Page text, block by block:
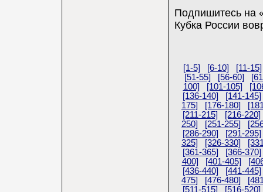
Подпишитесь на
Кубка России
[1-5] [6-10]
[11-15]
[51-55]
[56-60]
100]
[101-105]
[136-140]
[141-145]
175]
[176-180]
[211-215]
[216-220]
250]
[251-255]
[286-290]
[291-295]
325]
[326-330]
[361-365]
[366-370]
400]
[401-405]
[436-440]
[441-445]
475]
[476-480]
[511-515]
[516-520]